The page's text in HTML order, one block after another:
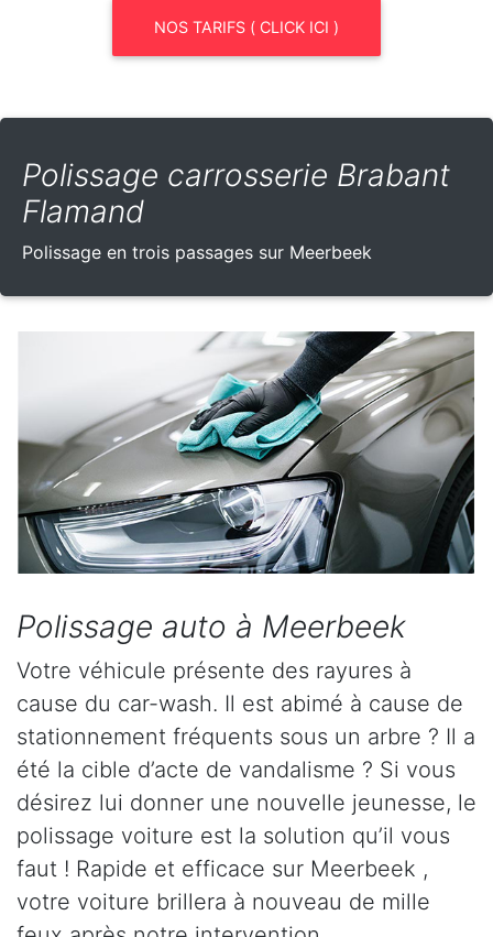
NOS TARIFS ( CLICK ICI )
Polissage carrosserie Brabant
Flamand
Polissage en trois passages sur Meerbeek
Polissage auto à Meerbeek
Votre véhicule présente des rayures à
cause du car-wash. Il est abimé à cause de
stationnement fréquents sous un arbre ? Il a
été la cible d’acte de vandalisme ? Si vous
désirez lui donner une nouvelle jeunesse, le
polissage voiture est la solution qu’il vous
faut ! Rapide et efficace sur Meerbeek ,
votre voiture brillera à nouveau de mille